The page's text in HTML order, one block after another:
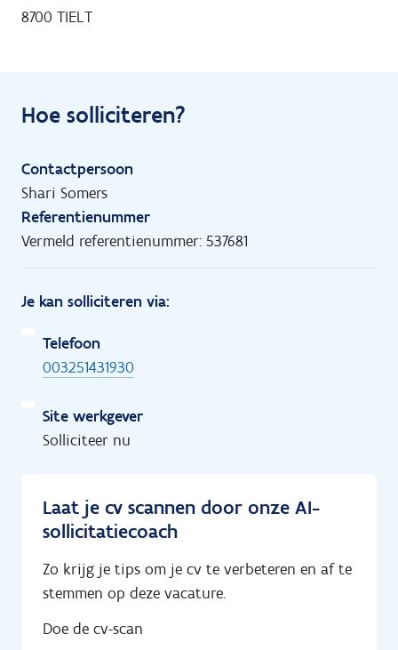
8700 TIELT
Hoe solliciteren?
Contactpersoon
Shari Somers
Referentienummer
Vermeld referentienummer: 537681
Je kan solliciteren via:
Telefoon
003251431930
Site werkgever
Solliciteer nu
Laat je cv scannen door onze AI-
sollicitatiecoach
Zo krijg je tips om je cv te verbeteren en af te
stemmen op deze vacature.
Doe de cv-scan